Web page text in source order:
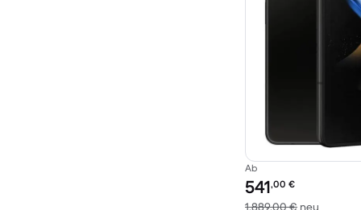
Ab
Preis des erneuerten
541,00 €
1.889,00 € neu